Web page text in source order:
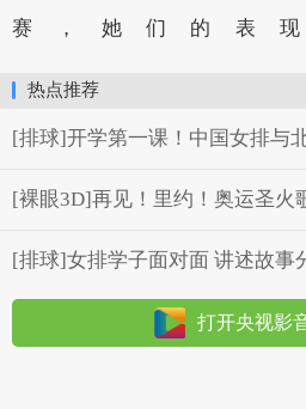
赛，她们的表
热点推荐
[排球]开学第一课！中国女排与
[裸眼3D]再见！里约！奥运圣火
[排球]女排学子面对面 讲述故事
打开央视影